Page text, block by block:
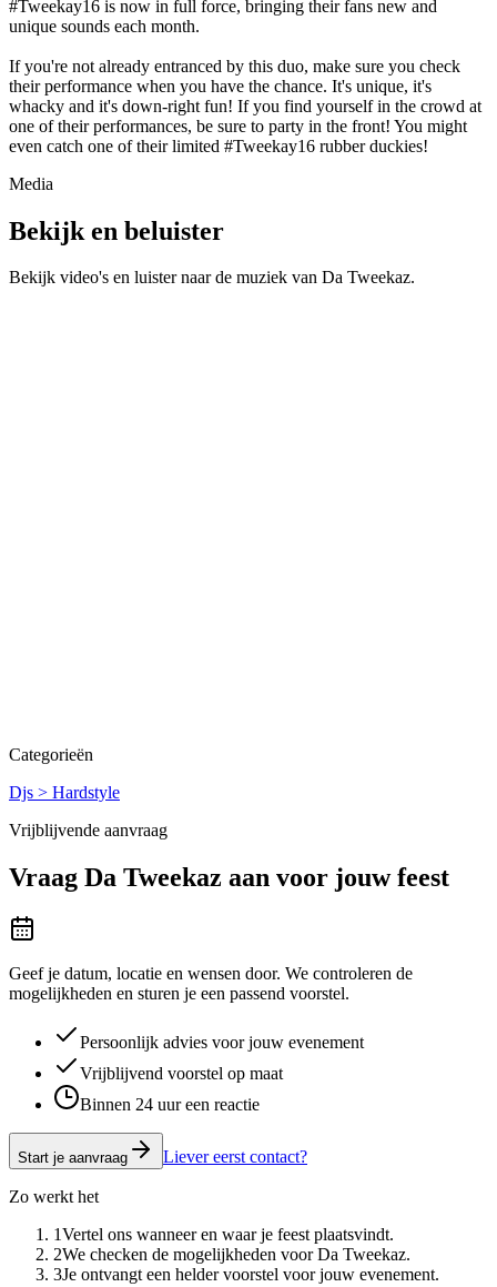
#Tweekay16 is now in full force, bringing their fans new and
unique sounds each month.
If you're not already entranced by this duo, make sure you check
their performance when you have the chance. It's unique, it's
whacky and it's down-right fun! If you find yourself in the crowd at
one of their performances, be sure to party in the front! You might
even catch one of their limited #Tweekay16 rubber duckies!
Media
Bekijk en beluister
Bekijk video's en luister naar de muziek van Da Tweekaz.
Categorieën
Djs > Hardstyle
Vrijblijvende aanvraag
Vraag Da Tweekaz aan voor jouw feest
Geef je datum, locatie en wensen door. We controleren de
mogelijkheden en sturen je een passend voorstel.
Persoonlijk advies voor jouw evenement
Vrijblijvend voorstel op maat
Binnen 24 uur een reactie
Start je aanvraag Liever eerst contact?
Zo werkt het
1Vertel ons wanneer en waar je feest plaatsvindt.
2We checken de mogelijkheden voor Da Tweekaz.
3Je ontvangt een helder voorstel voor jouw evenement.